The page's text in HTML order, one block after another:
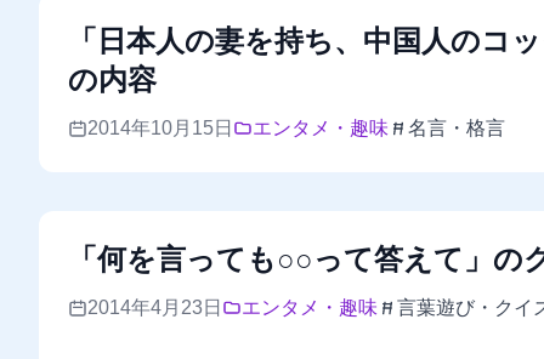
「日本人の妻を持ち、中国人の
の内容
2014年10月15日 エンタメ・趣味 名言・格言
「何を言っても○○って答えて」の
2014年4月23日 エンタメ・趣味 言葉遊び・クイ